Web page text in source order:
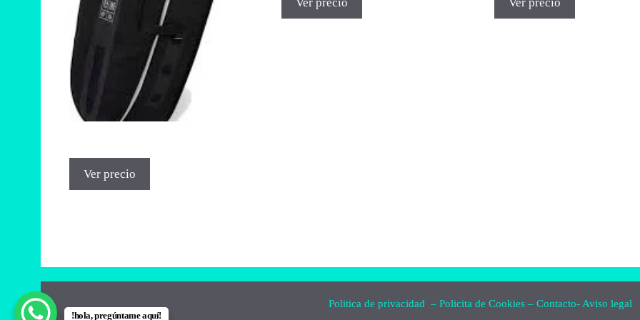
Ver precio
Politica de privacidad – Policita de Cookies– Contacto- Aviso legal
!hola, pregúntame aquí!